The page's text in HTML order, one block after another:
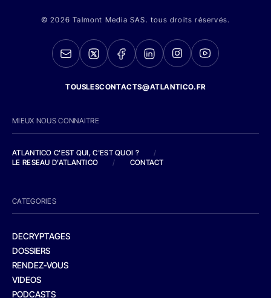
© 2026 Talmont Media SAS. tous droits réservés.
TOUSLESCONTACTS@ATLANTICO.FR
MIEUX NOUS CONNAITRE
ATLANTICO C'EST QUI, C'EST QUOI ?
/
LE RESEAU D'ATLANTICO
/ CONTACT
CATEGORIES
DECRYPTAGES
DOSSIERS
RENDEZ-VOUS
VIDEOS
PODCASTS